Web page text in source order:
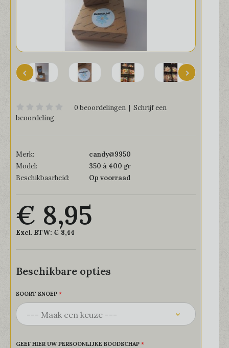
0 beoordelingen | Schrijf een
beoordeling
Merk:
candy@9950
Model:
350 à 400 gr
Beschikbaarheid:
Op voorraad
€ 8,95
Excl. BTW: € 8,44
Beschikbare opties
SOORT SNOEP
GEEF HIER UW PERSOONLIJKE BOODSCHAP